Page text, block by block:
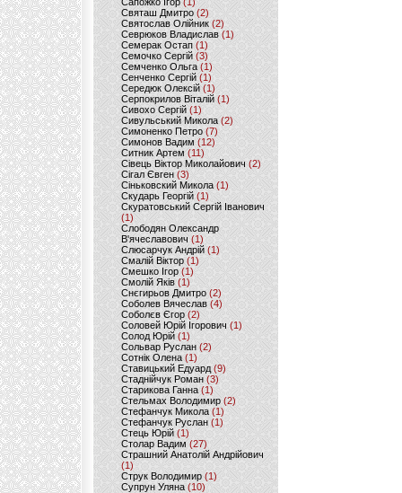
Святаш Дмитро (2)
Святослав Олійник (2)
Севрюков Владислав (1)
Семерак Остап (1)
Семочко Сергій (3)
Семченко Ольга (1)
Сенченко Сергій(1)
Середюк Олексій(1)
Серпокрилов Віталій(1)
Сивохо Сергій(1)
Сивульський Микола(2)
Симоненко Петро(7)
Симонов Вадим (12)
Ситник Артем(11)
Сівець Віктор Миколайович(2)
Сігал Євген (3)
Сіньковский Микола(1)
Скударь Георгій (1)
Скуратовський Сергій Іванович
(1)
Слободян Олександр
В'ячеславович(1)
Слюсарчук Андрій(1)
Смалій Віктор (1)
Смешко Ігор (1)
Смолій Яків (1)
Снєгирьов Дмитро (2)
Соболев Вячеслав (4)
Соболєв Єгор(2)
Соловей Юрій Ігорович (1)
Солод Юрій (1)
Сольвар Руслан (2)
Сотнік Олена(1)
Ставицький Едуард (9)
Стаднійчук Роман(3)
Старикова Ганна (1)
Стельмах Володимир(2)
Стефанчук Микола (1)
Стефанчук Руслан (1)
Стець Юрій (1)
Столар Вадим(27)
Страшний Анатолій Андрійович
(1)
Струк Володимир (1)
Супрун Уляна (10)